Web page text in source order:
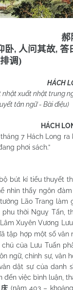
郝
卧, 人问其故, 答
排调)
HÁCH
xuất nhật trung
- Bài điệu)
HÁCH
7 Hách Long ra
phơi sách.”
bút kí tiểu thuyết
nhìn thấy ngôn
Lão Trang
thời Nguỵ Tấn,
Xuyên Vương
tập hợp một số văn
của Lưu Tuấn
ngữ, chính sự, văn
dật sự của danh
đến việc bình luận,
(năm 403 –